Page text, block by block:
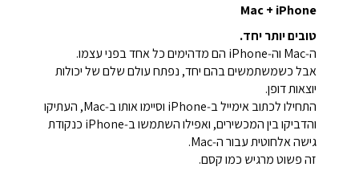
Mac + iPhone
טובים יותר יחד.
ה‑Mac וה‑iPhone הם מדהימים כל אחד בפני עצמו.
אבל כשמשתמשים בהם יחד, נפתח עולם שלם של יכולות
יוצאות דופן.
התחילו לכתוב אימייל ב‑iPhone וסיימו אותו ב‑Mac, העתיקו
והדביקו בין המכשירים, ואפילו השתמשו ב‑iPhone כנקודת
גישה אלחוטית עבור ה‑Mac.
זה פשוט מרגיש כמו קסם.